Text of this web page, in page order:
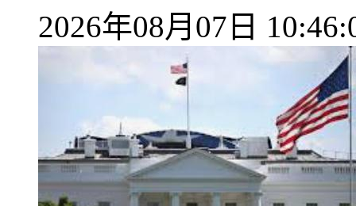
2026年08月07日